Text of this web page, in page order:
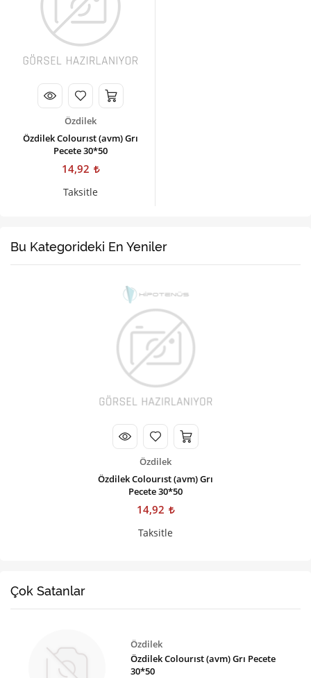
Çocuk Gereçleri
Motorsikletler
Özdilek
Özdilek Colourıst (avm) Grı
Pecete 30*50
14,92
Taksitle
Bu Kategorideki En Yeniler
Özdilek
Özdilek Colourıst (avm) Grı
Pecete 30*50
14,92
Taksitle
Çok Satanlar
Özdilek
Özdilek Colourıst (avm) Grı Pecete
30*50